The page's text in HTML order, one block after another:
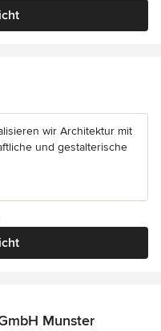
wir Architektur mit
und gestalterische
Munster